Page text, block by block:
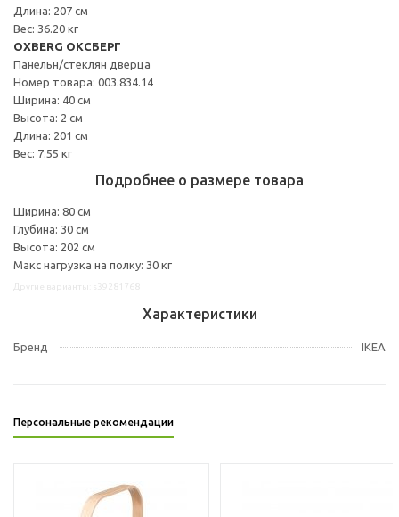
Длина: 207 см
Вес: 36.20 кг
OXBERG ОКСБЕРГ
Панельн/стеклян дверца
Номер товара: 003.834.14
Ширина: 40 см
Высота: 2 см
Длина: 201 см
Вес: 7.55 кг
Подробнее о размере товара
Ширина: 80 см
Глубина: 30 см
Высота: 202 см
Макс нагрузка на полку: 30 кг
Характеристики
Бренд IKEA
Персональные рекомендации